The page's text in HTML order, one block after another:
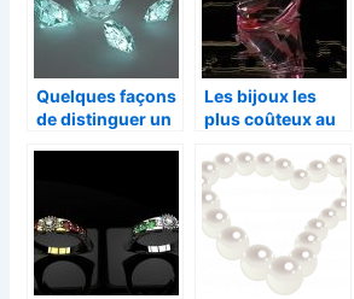
Quelques façons
de distinguer un
Les bijoux les
plus coûteux au